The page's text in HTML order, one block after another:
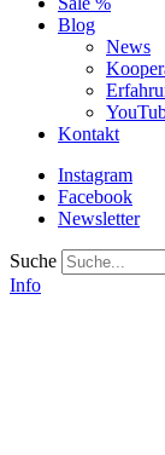
Blog
News
Kontakt
Instagram
Facebook
Newsletter
Suche
Info